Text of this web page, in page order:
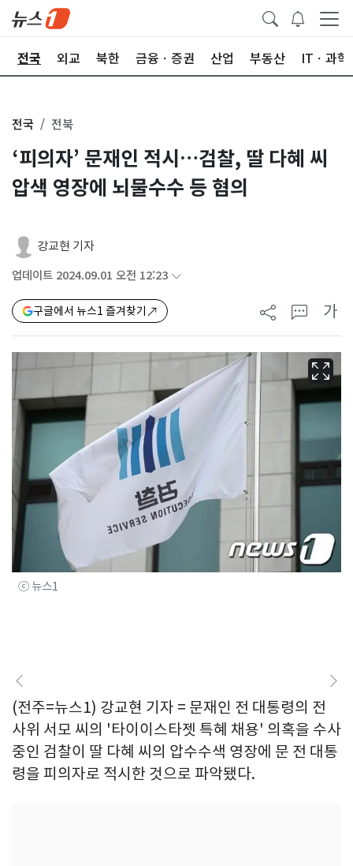
전국 외교 북한 금융ㆍ증권 산업 부동산 ITㆍ과학
전국 전북
‘피의자’ 문재인 적시…검찰, 딸 다혜 씨
압색 영장에 뇌물수수 등 혐의
강교현 기자
업데이트 2024.09.01 오전 12:23
구글에서 뉴스1 즐겨찾기 가
ⓒ 뉴스1
(전주=뉴스1) 강교현 기자 = 문재인 전 대통령의 전
사위 서모 씨의 '타이이스타젯 특혜 채용' 의혹을 수사
중인 검찰이 딸 다혜 씨의 압수수색 영장에 문 전 대통
령을 피의자로 적시한 것으로 파악됐다.